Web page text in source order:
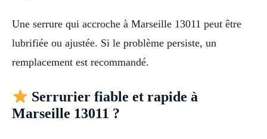
Une serrure qui accroche à Marseille 13011 peut être
lubrifiée ou ajustée. Si le problème persiste, un
remplacement est recommandé.
Serrurier fiable et rapide à
Marseille 13011 ?